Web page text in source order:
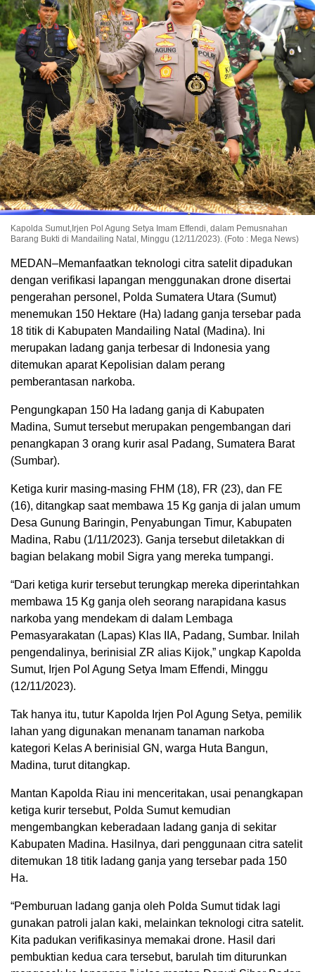
Kapolda Sumut,Irjen Pol Agung Setya Imam Effendi, dalam Pemusnahan
Barang Bukti di Mandailing Natal, Minggu (12/11/2023). (Foto : Mega News)
MEDAN–Memanfaatkan teknologi citra satelit dipadukan
dengan verifikasi lapangan menggunakan drone disertai
pengerahan personel, Polda Sumatera Utara (Sumut)
menemukan 150 Hektare (Ha) ladang ganja tersebar pada
18 titik di Kabupaten Mandailing Natal (Madina). Ini
merupakan ladang ganja terbesar di Indonesia yang
ditemukan aparat Kepolisian dalam perang
pemberantasan narkoba.
Pengungkapan 150 Ha ladang ganja di Kabupaten
Madina, Sumut tersebut merupakan pengembangan dari
penangkapan 3 orang kurir asal Padang, Sumatera Barat
(Sumbar).
Ketiga kurir masing-masing FHM (18), FR (23), dan FE
(16), ditangkap saat membawa 15 Kg ganja di jalan umum
Desa Gunung Baringin, Penyabungan Timur, Kabupaten
Madina, Rabu (1/11/2023). Ganja tersebut diletakkan di
bagian belakang mobil Sigra yang mereka tumpangi.
“Dari ketiga kurir tersebut terungkap mereka diperintahkan
membawa 15 Kg ganja oleh seorang narapidana kasus
narkoba yang mendekam di dalam Lembaga
Pemasyarakatan (Lapas) Klas IIA, Padang, Sumbar. Inilah
pengendalinya, berinisial ZR alias Kijok,” ungkap Kapolda
Sumut, Irjen Pol Agung Setya Imam Effendi, Minggu
(12/11/2023).
Tak hanya itu, tutur Kapolda Irjen Pol Agung Setya, pemilik
lahan yang digunakan menanam tanaman narkoba
kategori Kelas A berinisial GN, warga Huta Bangun,
Madina, turut ditangkap.
Mantan Kapolda Riau ini menceritakan, usai penangkapan
ketiga kurir tersebut, Polda Sumut kemudian
mengembangkan keberadaan ladang ganja di sekitar
Kabupaten Madina. Hasilnya, dari penggunaan citra satelit
ditemukan 18 titik ladang ganja yang tersebar pada 150
Ha.
“Pemburuan ladang ganja oleh Polda Sumut tidak lagi
gunakan patroli jalan kaki, melainkan teknologi citra satelit.
Kita padukan verifikasinya memakai drone. Hasil dari
pembuktian kedua cara tersebut, barulah tim diturunkan